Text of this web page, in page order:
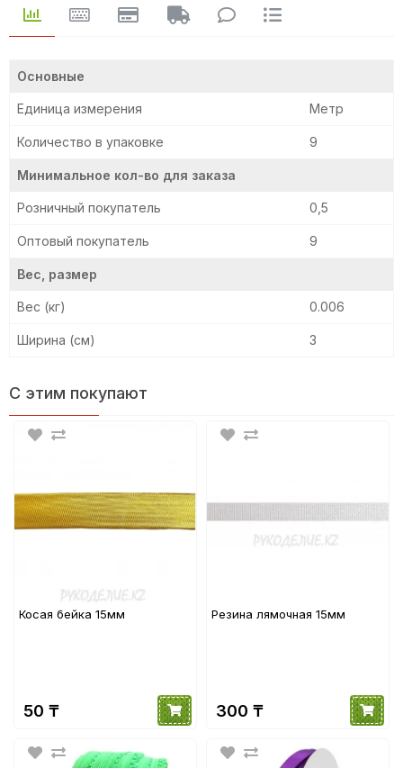
Основные
Единица измерения Метр
Количество в упаковке 9
Минимальное кол-во для заказа
Розничный покупатель 0,5
Оптовый покупатель 9
Вес, размер
Вес (кг) 0.006
Ширина (см) 3
С этим покупают
Косая бейка 15мм
50 ₸
Резина лямочная 15мм
300 ₸